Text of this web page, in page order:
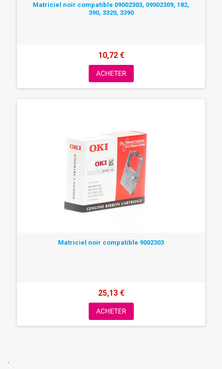
`
Matriciel noir compatible 09002303, 09002309, 182,
390, 3320, 3390
10,72 €
ACHETER
Matriciel noir compatible 9002303
25,13 €
ACHETER